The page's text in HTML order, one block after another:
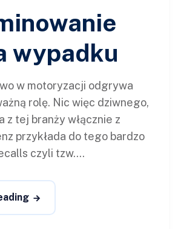
wypadku
w motoryzacji odgrywa
rolę. Nic więc dziwnego,
z tej branży włącznie z
przykłada do tego bardzo
czyli tzw....